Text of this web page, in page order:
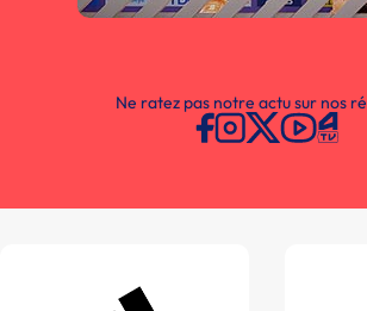
Ne ratez pas notre actu sur nos